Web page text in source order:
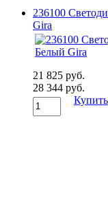
236100
Gira
21 825 руб.
28 344 руб.
Купить